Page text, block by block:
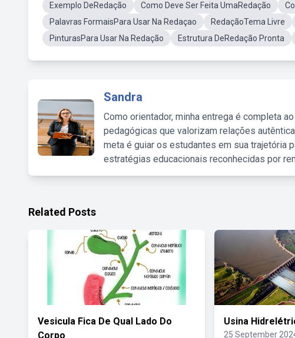
Exemplo DeRedação
Como Deve Ser Feita UmaRedação
Palavras FormaisPara Usar Na Redaçao
RedaçãoTema Livre
PinturasPara Usar Na Redação
Estrutura DeRedação Pronta
Sandra
Como orientador, minha entrega é completa
pedagógicas que valorizam relações
meta é guiar os estudantes em sua trajetória
estratégias educacionais reconhecidas por
Related Posts
Vesicula Fica De Qual Lado Do
Corpo
Usina
25 September